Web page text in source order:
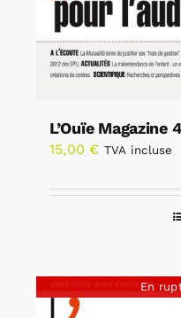
L’Ouïe Magazine
15,00 € TVA incluse
En